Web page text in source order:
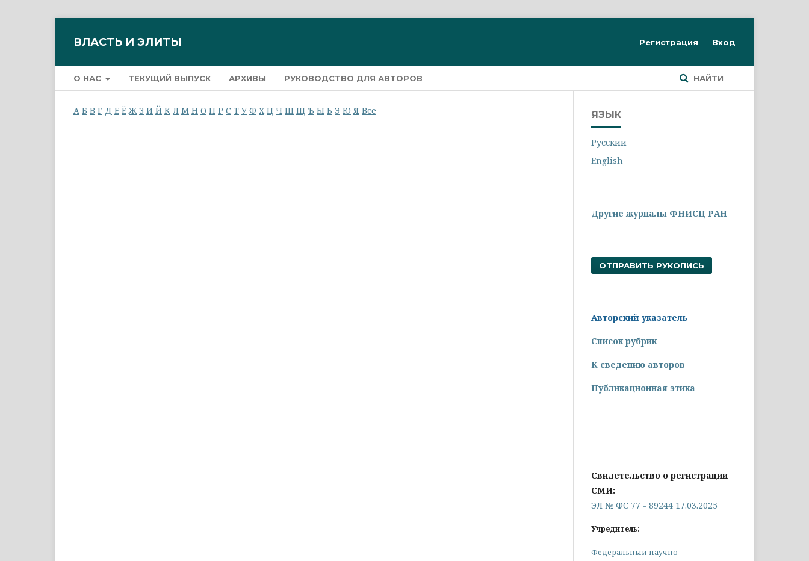
ВЛАСТЬ И ЭЛИТЫ
О НАС ТЕКУЩИЙ ВЫПУСК АРХИВЫ РУКОВОДСТВО ДЛЯ АВТОРОВ НАЙТИ
Регистрация Вход
А Б В Г Д Е Ё Ж З И Й К Л М Н О П Р С Т У Ф Х Ц Ч Ш Щ Ъ Ы Ь Э Ю Я Все ЯЗЫК
Русский
English
Другие журналы ФНИСЦ РАН
ОТПРАВИТЬ РУКОПИСЬ
Авторский указатель
Список рубрик
К сведению авторов
Публикационная этика
Свидетельство о регистрации
СМИ:
ЭЛ № ФС 77 - 89244 17.03.2025
Учредитель:
Федеральный научно-